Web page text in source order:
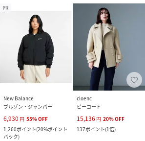
PR
New Balance
ブルゾン・ジャンパー
6,930 円 55%OFF
1,260ポイント(20%ポイント
バック)
cloenc
ピーコート
15,136 円 20%OFF
137ポイント(1倍)